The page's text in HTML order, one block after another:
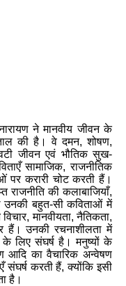
ने मानवीय जीवन के
की है। वे दमन,शोषण,
जीवन एवं भौतिक सुख-
सामाजिक,राजनीतिक
पर करारी चोट करती हैं।
राजनीति की कलाबाजियाँ,
उनकी बहुत-सी कविताओं में
,मानवीयता,नैतिकता,
हैं। उनकी रचनाशीलता में
के लिए संघर्ष है। मनुष्‍यों के
आदि का वैचारिक अन्‍वेषण
संघर्ष करती हैं,क्योंकि इसी
है।